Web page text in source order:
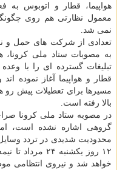
هواپیما، قطار و اتوبوس به
معمول نظارتی هم روی
نمی شد.
تعدادی از شرکت های حمل و
به مصوبات ستاد ملی کرونا،
تبلیغات گسترده ای را با
قطار و هواپیما آغاز نموده
مسیرها برای تعطیلات پیش رو
بالا رفته است.
در مصوبه ستاد ملی کرونا
گروهی اشاره نشده است،
محدودیت شدیدی در تردد
۱۲ روز یکشنبه
خواهد شد و نیروی انتظامی